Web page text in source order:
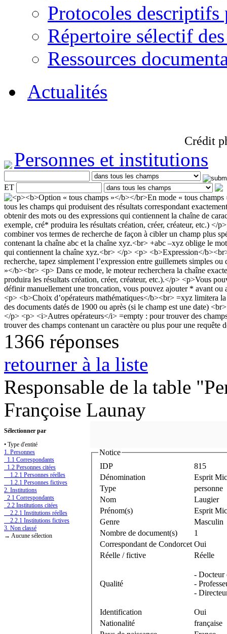
Protocoles descriptifs
Répertoire sélectif
Ressources
Actualités
Crédit
Personnes et institutions
ET
1366 réponses
retourner à la liste
Responsable de la table
Françoise Launay
Sélectionner par
• Type d'entité
1. Personnes
1.1 Correspondants
1.2 Personnes citées
1.2.1 Personnes réelles
1.2.1 Personnes fictives
2. Institutions
2.1 Correspondants
2.2 Institutions citées
2.2.1 Institutions réelles
2.2.1 Institutions fictives
3. Non classé
→ Aucune sélection
Notice
IDP
815
Dénomination
Esprit
Type
personne
Nom
Laugier
Prénom(s)
Esprit
Genre
Masculin
Nombre de document(s)
1
Correspondant de Condorcet Oui
Réelle / fictive
Réelle
Qualité
- Docteur
-
-
Identification
Oui
Nationalité
française